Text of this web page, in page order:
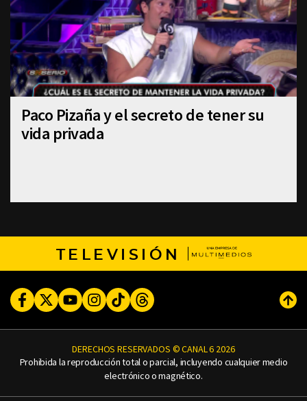
Paco Pizaña y el secreto de tener su
vida privada
TELEVISIÓN
FacebookTwitterYoutubeInstagram
TikTokThreads
DERECHOS RESERVADOS © CANAL 6 2026
Prohibida la reproducción total o parcial, incluyendo cualquier medio
electrónico o magnético.